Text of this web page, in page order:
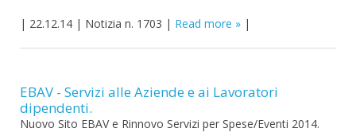
| 22.12.14 | Notizia n. 1703 | Read more |
EBAV - Servizi alle Aziende e ai Lavoratori
dipendenti.
Nuovo Sito EBAV e Rinnovo Servizi per Spese/Eventi 2014.